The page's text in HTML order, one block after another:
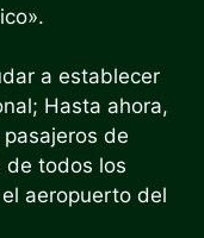
a establecer
Hasta ahora,
de
de todos los
aeropuerto del